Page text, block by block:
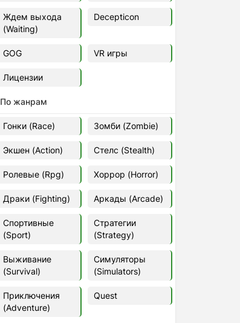
Cyberpunk 2077
49.4 GB
Ghost of Tsushima: Director's Cut
v.1053.9.0623.1807 [Папка
Euro Truck Simulator 2 v.1.60.1.7s
[Папка игры] (2012)
37,77 Гб
Forza Horizon 5 v.688.044
[Папка игры] (2021)
2021
V Rising
2024
Ждем выхода
(Waiting)
Decepticon
GOG VR игры
Лицензии
По жанрам
Гонки (Race) Зомби (Zombie)
Экшен (Action) Стелс (Stealth)
Ролевые (Rpg) Хоррор (Horror)
Драки (Fighting) Аркады (Arcade)
Спортивные
(Sport)
Стратегии
(Strategy)
Выживание
(Survival)
Симуляторы
(Simulators)
Приключения
(Adventure)
Quest